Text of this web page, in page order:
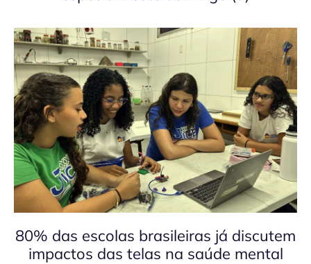
80% das escolas brasileiras já discutem
impactos das telas na saúde mental